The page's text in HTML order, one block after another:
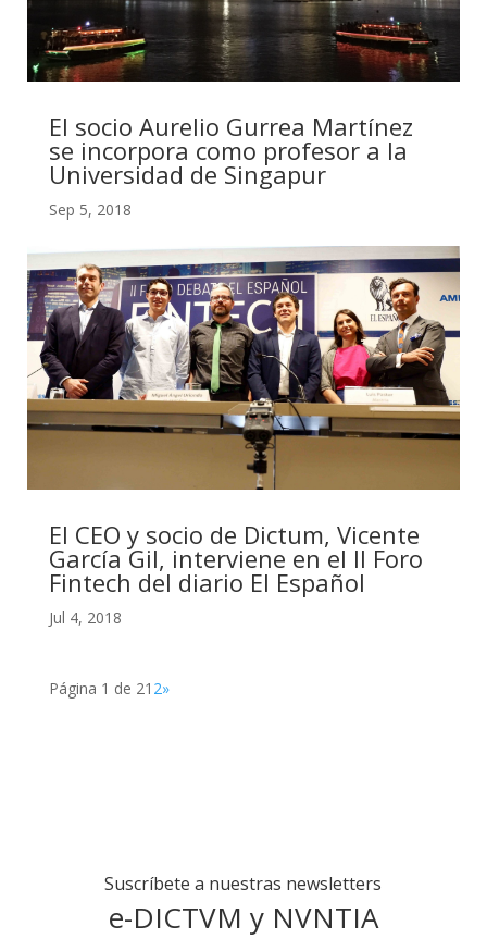
El socio Aurelio Gurrea Martínez
se incorpora como profesor a la
Universidad de Singapur
Sep 5, 2018
El CEO y socio de Dictum, Vicente
García Gil, interviene en el II Foro
Fintech del diario El Español
Jul 4, 2018
Página 1 de 21 2»
Suscríbete a nuestras newsletters
e-DICTVM y NVNTIA